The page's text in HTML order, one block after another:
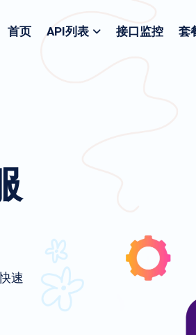
首页 API列表 接口监控 套
速